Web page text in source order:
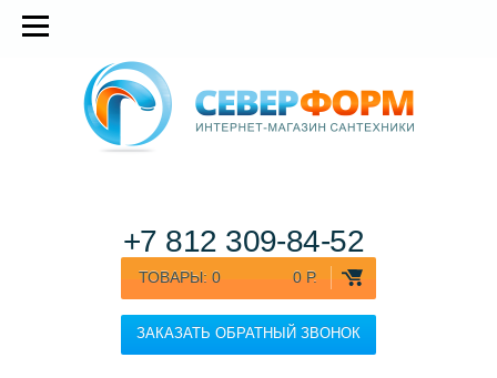
ТОВАРЫ: 0 0 Р.
ЗАКАЗАТЬ ОБРАТНЫЙ ЗВОНОК
+7 812 309-84-52